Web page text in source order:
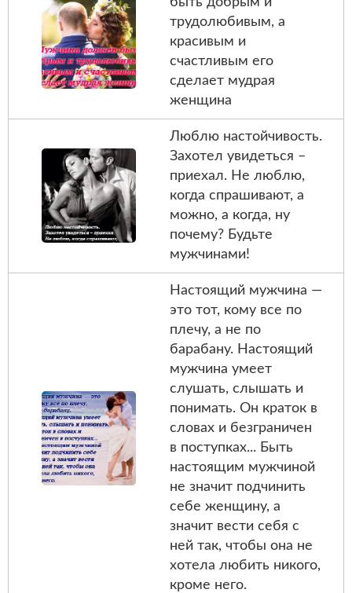
трудолюбивым, а
красивым и
счастливым его
сделает мудрая
женщина
Люблю настойчивость.
Захотел увидеться –
приехал. Не люблю,
когда спрашивают, а
можно, а когда, ну
почему? Будьте
мужчинами!
Настоящий мужчина —
это тот, кому все по
плечу, а не по
барабану. Настоящий
мужчина умеет
слушать, слышать и
понимать. Он краток в
словах и безграничен
в поступках... Быть
настоящим мужчиной
не значит подчинить
себе женщину, а
значит вести себя с
ней так, чтобы она не
хотела любить никого,
кроме него.